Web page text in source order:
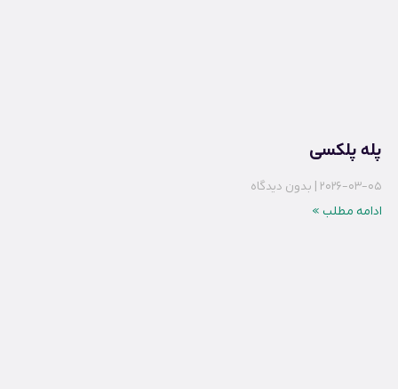
پله پلکسی
2026-03-05 بدون دیدگاه
ادامه مطلب »